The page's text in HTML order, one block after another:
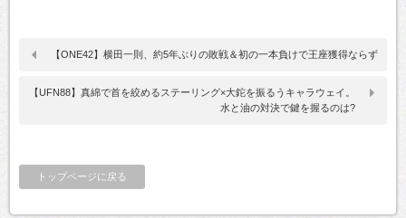
【ONE42】横田一則、約5年ぶりの敗戦＆初の一本負けで王座獲得ならず
【UFN88】真綿で首を絞めるステーリング×大鉈を振るうキャラウェイ。
水と油の対決で鍵を握るのは?
トップページに戻る